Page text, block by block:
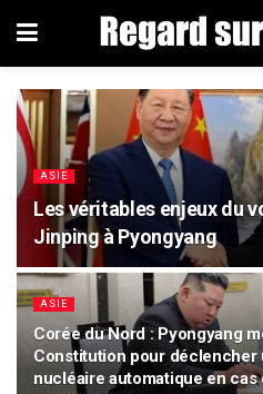
ASIE
Les véritables enjeux du
Jinping à Pyongyang
ASIE
Corée du Nord : Pyongyang
Constitution pour déclencher
nucléaire automatique en cas